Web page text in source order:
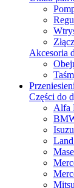
Akcesoria
Części do
Alfa
Isuzu